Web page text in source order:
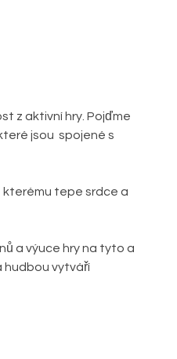
z aktivní hry. Pojďme
jsou  spojené s
kterému tepe srdce a
a výuce hry na tyto a
hudbou vytváří